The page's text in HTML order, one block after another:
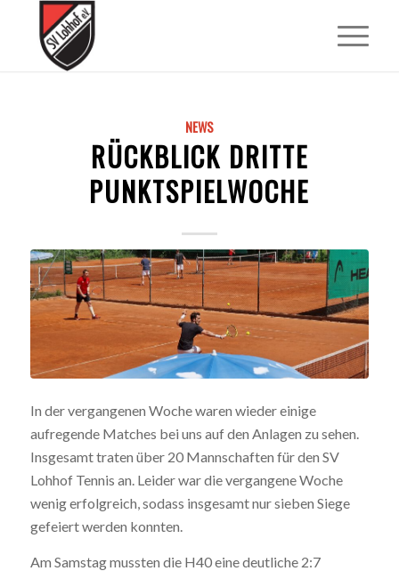
NEWS
RÜCKBLICK DRITTE
PUNKTSPIELWOCHE
In der vergangenen Woche waren wieder einige
aufregende Matches bei uns auf den Anlagen zu sehen.
Insgesamt traten über 20 Mannschaften für den SV
Lohhof Tennis an. Leider war die vergangene Woche
wenig erfolgreich, sodass insgesamt nur sieben Siege
gefeiert werden konnten.
Am Samstag mussten die H40 eine deutliche 2:7